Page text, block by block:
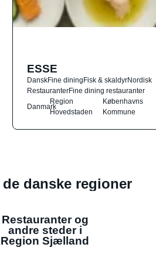
ESSE
DanskFine diningFisk & skaldyrNordisk
RestauranterFine dining restauranter
Danmark
Region
Hovedstaden
Københavns
Kommune
danske regioner
Restauranter og
andre steder i
Region Sjælland